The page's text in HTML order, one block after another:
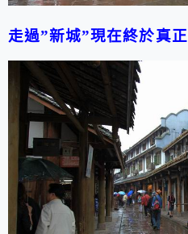
走過”新城”現在終於真